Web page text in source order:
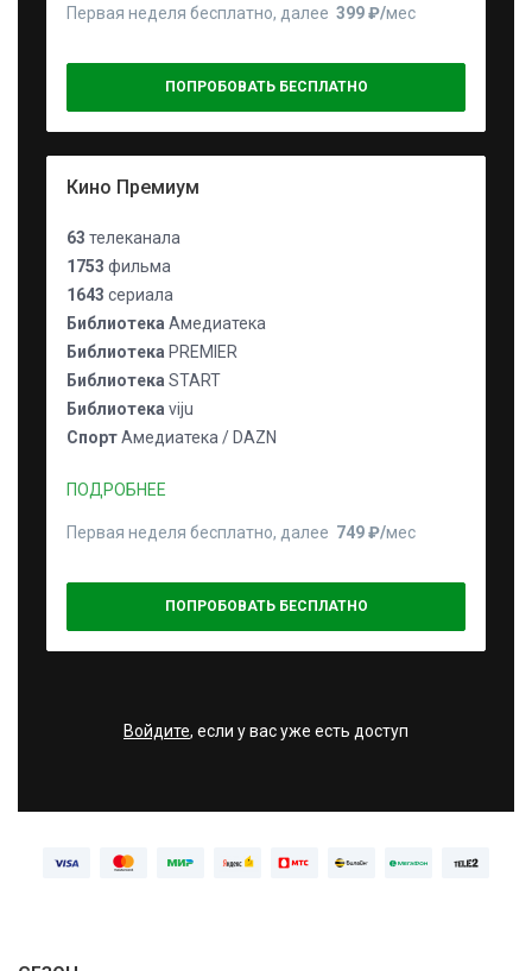
Первая неделя бесплатно, далее 399 ₽⁠/⁠мес
ПОПРОБОВАТЬ БЕСПЛАТНО
Кино Премиум
63 телеканала
1753 фильма
1643 сериала
Библиотека Амедиатека
Библиотека PREMIER
Библиотека START
Библиотека viju
СпортАмедиатека / DAZN
ПОДРОБНЕЕ
Первая неделя бесплатно, далее 749 ₽⁠/⁠мес
ПОПРОБОВАТЬ БЕСПЛАТНО
Войдите, если у вас уже есть доступ